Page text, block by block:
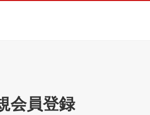
会員登録